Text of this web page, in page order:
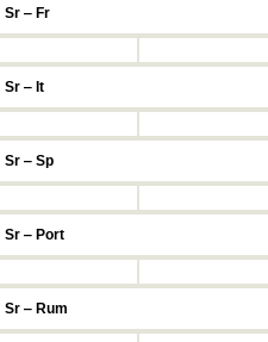
Sr ‒ Fr
Sr ‒ It
Sr ‒ Sp
Sr ‒ Port
Sr ‒ Rum